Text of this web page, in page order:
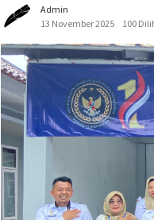
Admin
13 November 2025
100